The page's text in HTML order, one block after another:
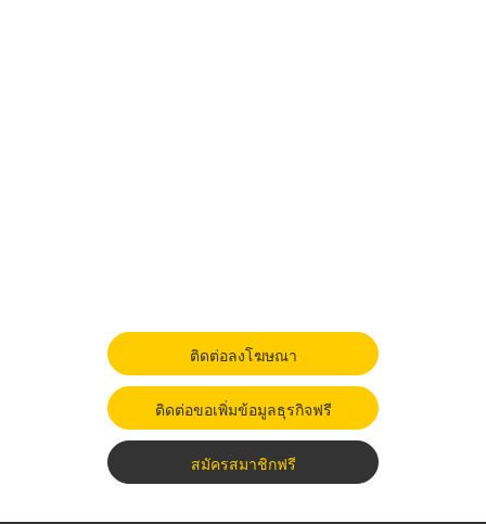
ติดต่อลงโฆษณา
ติดต่อขอเพิ่มข้อมูลธุรกิจฟรี
สมัครสมาชิกฟรี